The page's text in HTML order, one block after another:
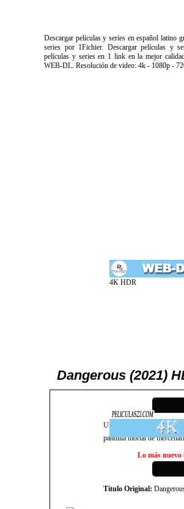
Descargar películas y series en español latino
series por 1Fichier. Descargar películas y
películas y series en 1 link en la mejor
WEB-DL. Resolución de video: 4k - 1080p -
Dangerous (2021)
Un sociópata reformado se
pandilla mortal de
Lo más nuevo
Título Original: